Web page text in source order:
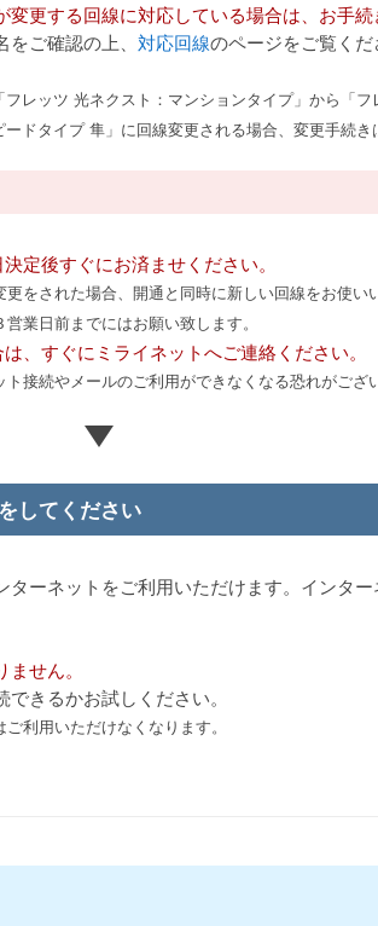
変更する回線に対応している場合は、お手
ご確認の上、 対応回線のページをご覧く
フレッツ 光ネクスト：マンションタイプ」から「
ードタイプ 隼 」に回線変更される場合、変更手続
定後すぐにお済ませください。
をされた場合、開通と同時に新しい回線をお使い
業日前までにはお願い致します。
、すぐにミライネットへご連絡ください。
接続やメールのご利用ができなくなる恐れがござ
してください
ターネットをご利用いただけます。インタ
せん。
きるかお試しください。
利用いただけなくなります。